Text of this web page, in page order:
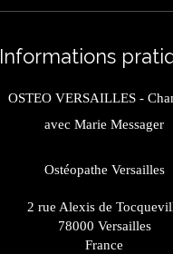
Informations
OSTEO VERSAILLES -
avec Marie Messager
Ostéopathe Versailles
2 rue Alexis de
78000 Versailles
France